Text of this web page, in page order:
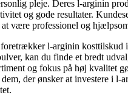
pleje. Deres l-arginin
og gode resultater.
være professionel og
l-arginin kosttilskud
kan du finde et bredt
og fokus på høj kvalitet
der ønsker at investere i l-